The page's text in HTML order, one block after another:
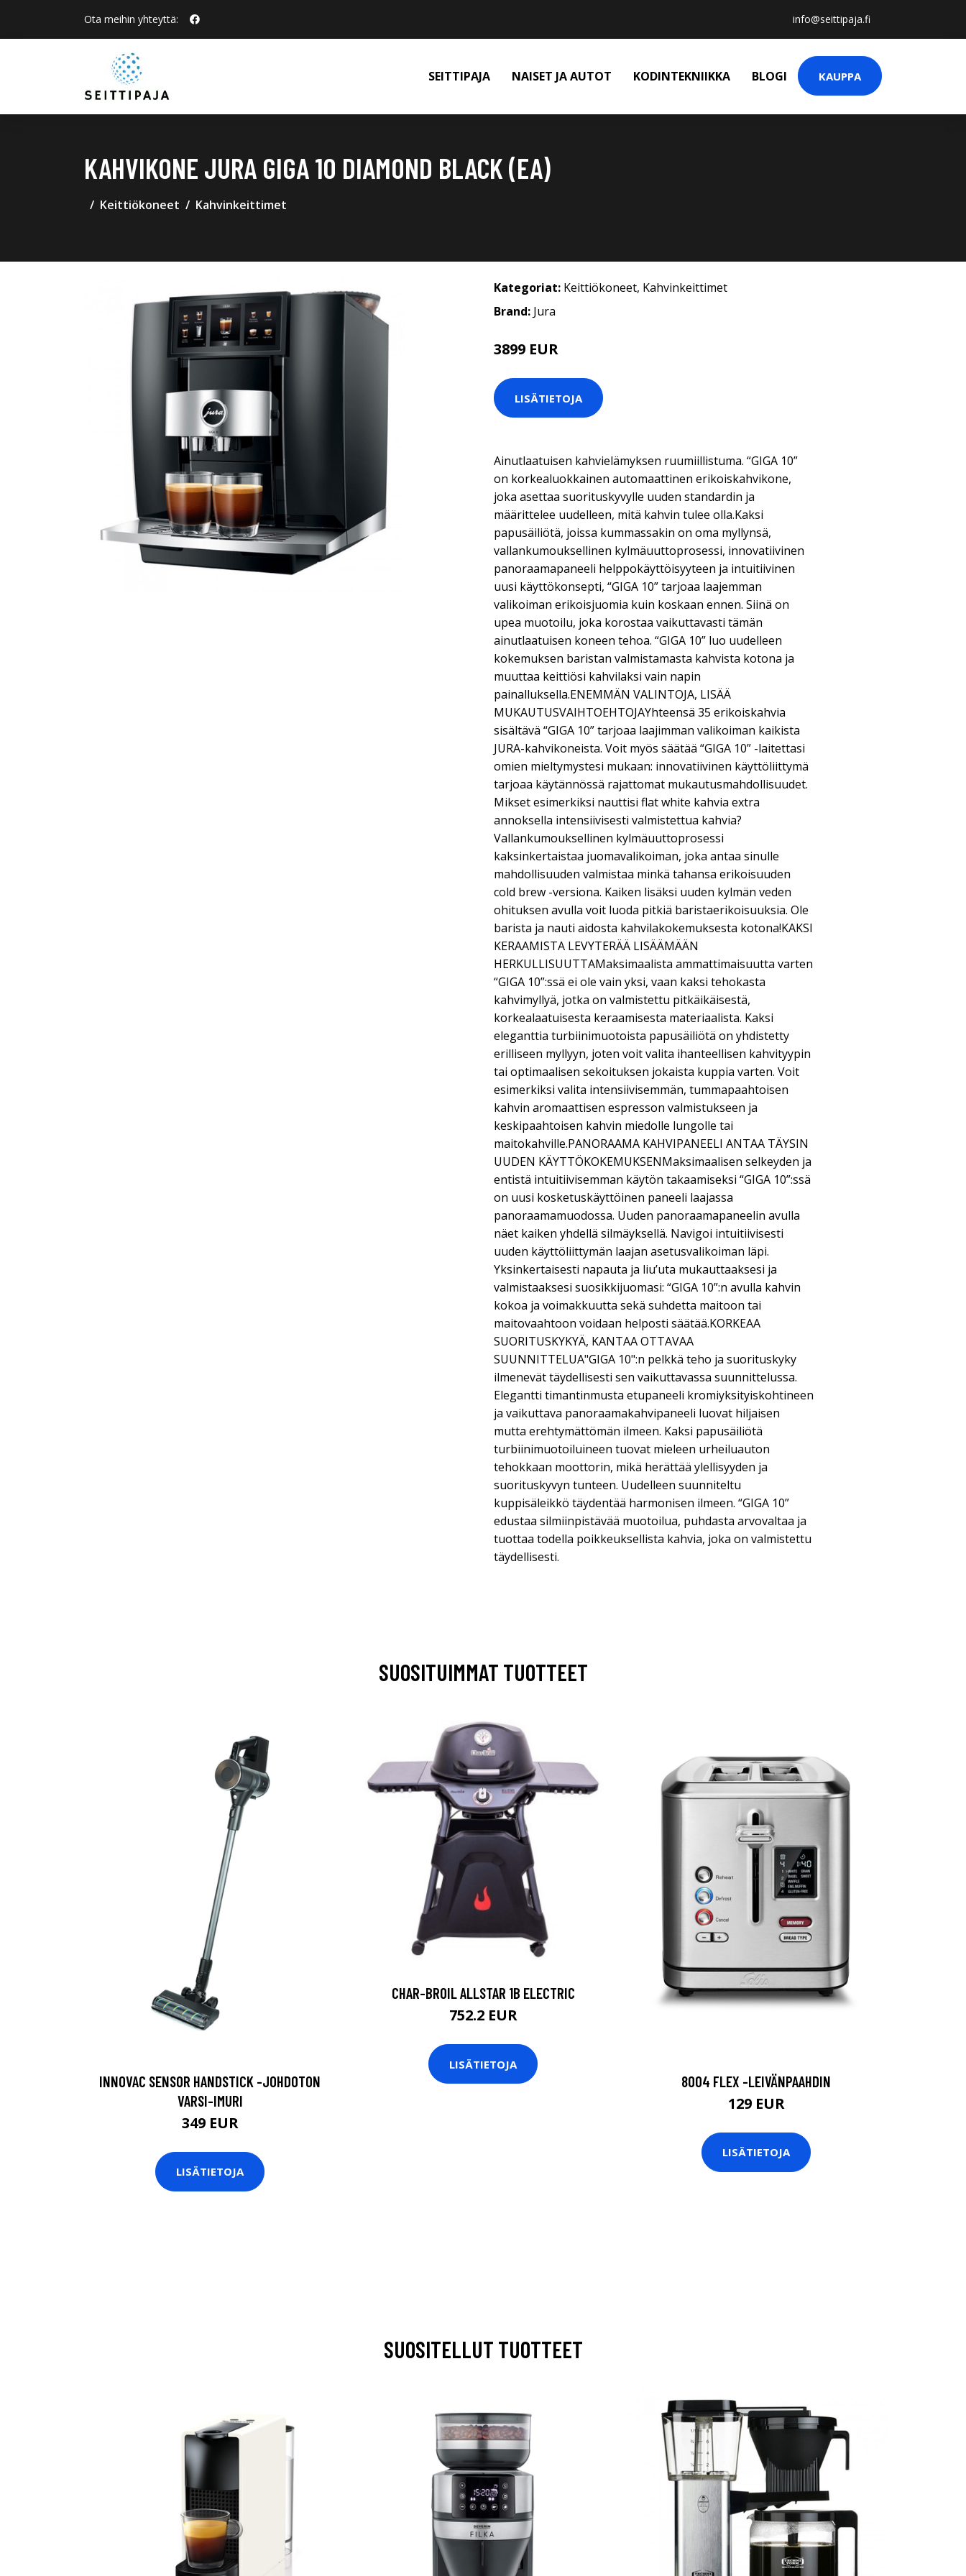
Ota meihin yhteyttä: info@seittipaja.fi
SEITTIPAJA NAISET JA AUTOT KODINTEKNIIKKA BLOGI KAUPPA
KAHVIKONE JURA GIGA 10 DIAMOND BLACK (EA)
Keittiökoneet Kahvinkeittimet
Kategoriat: Keittiökoneet, Kahvinkeittimet
Brand: Jura
3899 EUR
LISÄTIETOJA
Ainutlaatuisen kahvielämyksen ruumiillistuma. “GIGA 10”
on korkealuokkainen automaattinen erikoiskahvikone,
joka asettaa suorituskyvylle uuden standardin ja
määrittelee uudelleen, mitä kahvin tulee olla.Kaksi
papusäiliötä, joissa kummassakin on oma myllynsä,
vallankumouksellinen kylmäuuttoprosessi, innovatiivinen
panoraamapaneeli helppokäyttöisyyteen ja intuitiivinen
uusi käyttökonsepti, “GIGA 10” tarjoaa laajemman
valikoiman erikoisjuomia kuin koskaan ennen. Siinä on
upea muotoilu, joka korostaa vaikuttavasti tämän
ainutlaatuisen koneen tehoa. “GIGA 10” luo uudelleen
kokemuksen baristan valmistamasta kahvista kotona ja
muuttaa keittiösi kahvilaksi vain napin
painalluksella.ENEMMÄN VALINTOJA, LISÄÄ
MUKAUTUSVAIHTOEHTOJAYhteensä 35 erikoiskahvia
sisältävä “GIGA 10” tarjoaa laajimman valikoiman kaikista
JURA-kahvikoneista. Voit myös säätää “GIGA 10” -laitettasi
omien mieltymystesi mukaan: innovatiivinen käyttöliittymä
tarjoaa käytännössä rajattomat mukautusmahdollisuudet.
Mikset esimerkiksi nauttisi flat white kahvia extra
annoksella intensiivisesti valmistettua kahvia?
Vallankumouksellinen kylmäuuttoprosessi
kaksinkertaistaa juomavalikoiman, joka antaa sinulle
mahdollisuuden valmistaa minkä tahansa erikoisuuden
cold brew -versiona. Kaiken lisäksi uuden kylmän veden
ohituksen avulla voit luoda pitkiä baristaerikoisuuksia. Ole
barista ja nauti aidosta kahvilakokemuksesta kotona!KAKSI
KERAAMISTA LEVYTERÄÄ LISÄÄMÄÄN
HERKULLISUUTTAMaksimaalista ammattimaisuutta varten
“GIGA 10”:ssä ei ole vain yksi, vaan kaksi tehokasta
kahvimyllyä, jotka on valmistettu pitkäikäisestä,
korkealaatuisesta keraamisesta materiaalista. Kaksi
eleganttia turbiinimuotoista papusäiliötä on yhdistetty
erilliseen myllyyn, joten voit valita ihanteellisen kahvityypin
tai optimaalisen sekoituksen jokaista kuppia varten. Voit
esimerkiksi valita intensiivisemmän, tummapaahtoisen
kahvin aromaattisen espresson valmistukseen ja
keskipaahtoisen kahvin miedolle lungolle tai
maitokahville.PANORAAMA KAHVIPANEELI ANTAA TÄYSIN
UUDEN KÄYTTÖKOKEMUKSENMaksimaalisen selkeyden ja
entistä intuitiivisemman käytön takaamiseksi “GIGA 10”:ssä
on uusi kosketuskäyttöinen paneeli laajassa
panoraamamuodossa. Uuden panoraamapaneelin avulla
näet kaiken yhdellä silmäyksellä. Navigoi intuitiivisesti
uuden käyttöliittymän laajan asetusvalikoiman läpi.
Yksinkertaisesti napauta ja liu’uta mukauttaaksesi ja
valmistaaksesi suosikkijuomasi: “GIGA 10”:n avulla kahvin
kokoa ja voimakkuutta sekä suhdetta maitoon tai
maitovaahtoon voidaan helposti säätää.KORKEAA
SUORITUSKYKYÄ, KANTAA OTTAVAA
SUUNNITTELUA"GIGA 10":n pelkkä teho ja suorituskyky
ilmenevät täydellisesti sen vaikuttavassa suunnittelussa.
Elegantti timantinmusta etupaneeli kromiyksityiskohtineen
ja vaikuttava panoraamakahvipaneeli luovat hiljaisen
mutta erehtymättömän ilmeen. Kaksi papusäiliötä
turbiinimuotoiluineen tuovat mieleen urheiluauton
tehokkaan moottorin, mikä herättää ylellisyyden ja
suorituskyvyn tunteen. Uudelleen suunniteltu
kuppisäleikkö täydentää harmonisen ilmeen. “GIGA 10”
edustaa silmiinpistävää muotoilua, puhdasta arvovaltaa ja
tuottaa todella poikkeuksellista kahvia, joka on valmistettu
täydellisesti.
SUOSITUIMMAT TUOTTEET
INNOVAC SENSOR HANDSTICK -JOHDOTON
VARSI-IMURI
349 EUR
LISÄTIETOJA
CHAR-BROIL ALLSTAR 1B ELECTRIC
752.2 EUR
LISÄTIETOJA
8004 FLEX -LEIVÄNPAAHDIN
129 EUR
LISÄTIETOJA
SUOSITELLUT TUOTTEET